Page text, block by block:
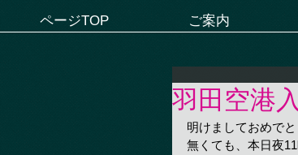
ページTOP ご案内
羽田空港
明けましておめで
無くても、本日夜